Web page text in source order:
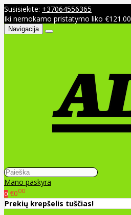
Susisiekite: +37064556365
Iki nemokamo pristatymo liko €121.00
Navigacija
Mano paskyra
0 €000
Prekių krepšelis tuščias!